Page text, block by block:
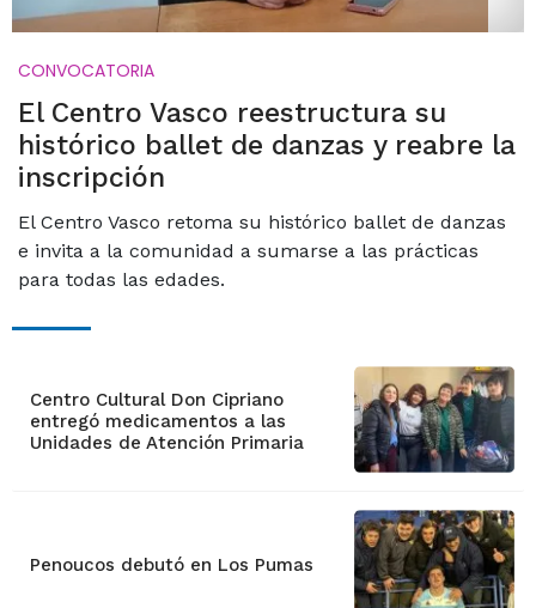
CONVOCATORIA
El Centro Vasco reestructura su
histórico ballet de danzas y reabre la
inscripción
El Centro Vasco retoma su histórico ballet de danzas
e invita a la comunidad a sumarse a las prácticas
para todas las edades.
Centro Cultural Don Cipriano
entregó medicamentos a las
Unidades de Atención Primaria
Penoucos debutó en Los Pumas